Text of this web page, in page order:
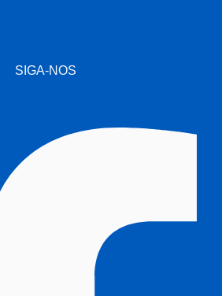
SIGA-NOS